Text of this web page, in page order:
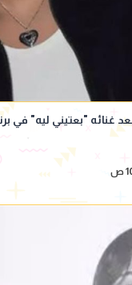
غنائه "بعتيني ليه" في